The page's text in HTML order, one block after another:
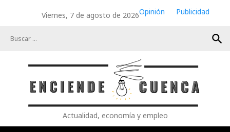
Viernes, 7 de agosto de 2026Opinión
Publicidad
search
Actualidad, economía y empleo